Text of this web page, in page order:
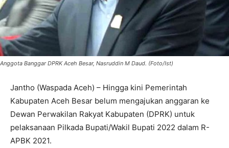
Anggota Banggar DPRK Aceh Besar, Nasruddin M Daud. (Foto/Ist)
Jantho (Waspada Aceh) – Hingga kini Pemerintah
Kabupaten Aceh Besar belum mengajukan anggaran ke
Dewan Perwakilan Rakyat Kabupaten (DPRK) untuk
pelaksanaan Pilkada Bupati/Wakil Bupati 2022 dalam R-
APBK 2021.